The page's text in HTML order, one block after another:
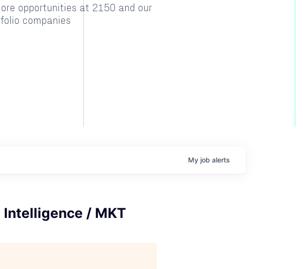
opportunities at 2150 and our
companies
My job alerts
Intelligence / MKT